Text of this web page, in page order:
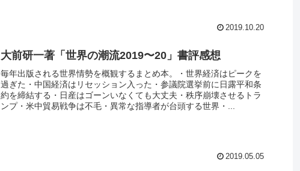
2019.10.20
大前研一著「世界の潮流2019〜20」書評感想
毎年出版される世界情勢を概観するまとめ本。・世界経済はピークを
過ぎた・中国経済はリセッション入った・参議院選挙前に日露平和条
約を締結する・日産はゴーンいなくても大丈夫・秩序崩壊させるトラ
ンプ・米中貿易戦争は不毛・異常な指導者が台頭する世界・...
2019.05.05